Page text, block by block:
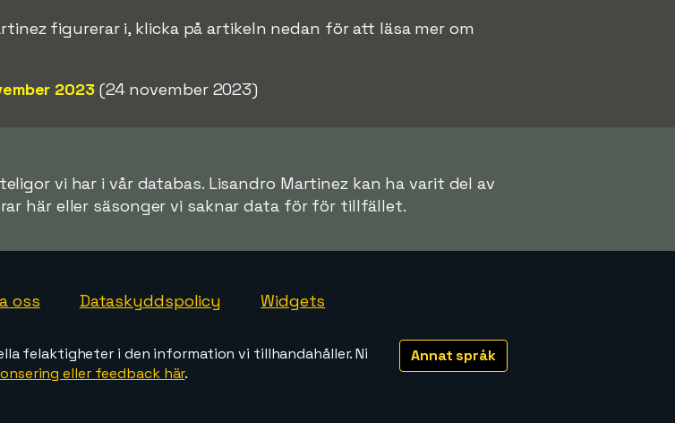
figurerar i, klicka på artikeln nedan för att läsa mer om
2023 (24 november 2023)
vi har i vår databas. Lisandro Martinez kan ha varit del av
här eller säsonger vi saknar data för för tillfället.
oss Dataskyddspolicy Widgets
Annat språk
felaktigheter i den information vi tillhandahåller. Ni
eller feedback här.